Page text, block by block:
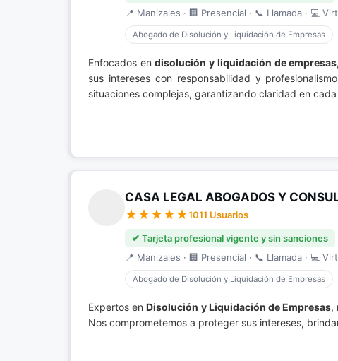
📍 Manizales · 🏢 Presencial · 📞 Llamada · 💻
Abogado de Disolución y Liquidación de Empresas
Enfocados endisolución y liquidación de empresas
sus intereses con responsabilidad y
situaciones complejas, garantizando claridad en
CASA LEGAL ABOGADOS Y
1011 Usuarios
✔ Tarjeta profesional vigente y sin sanciones
📍 Manizales · 🏢 Presencial · 📞 Llamada · 💻
Abogado de Disolución y Liquidación de Empresas
Expertos enDisolución y Liquidación de Empresas,
Nos comprometemos a proteger sus intereses,